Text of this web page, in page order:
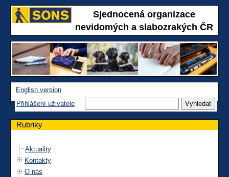
Sjednocená organizace
nevidomých a slabozrakých ČR
English version
Přihlášení uživatele
Rubriky
Aktuality
Kontakty
O nás